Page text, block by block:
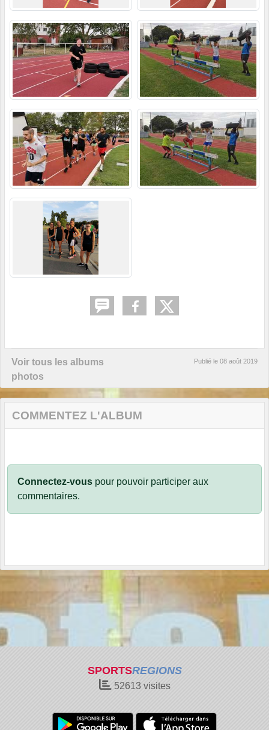
Voir tous les albums
photos
Publié le 08 août 2019
COMMENTEZ L'ALBUM
Connectez-vous pour pouvoir participer aux
commentaires.
SPORTSREGIONS
52613visites